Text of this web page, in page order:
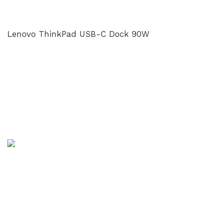
Lenovo ThinkPad USB-C Dock 90W